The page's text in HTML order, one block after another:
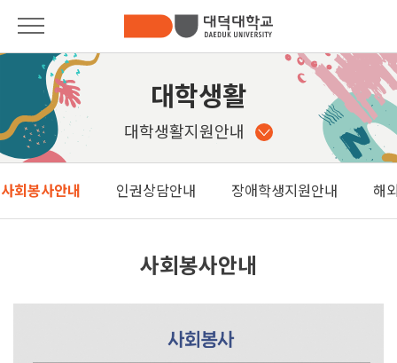
대학안내
입학안내
학과안내
Pride of DDU
대학안내
총장인사말
대학소개
대학기구안내
법인소개
사이버제안함
캠퍼스안내
대학생활
대학생활지원안내
사회봉사안내 인권상담안내 장애학생지원안내 해
사회봉사안내